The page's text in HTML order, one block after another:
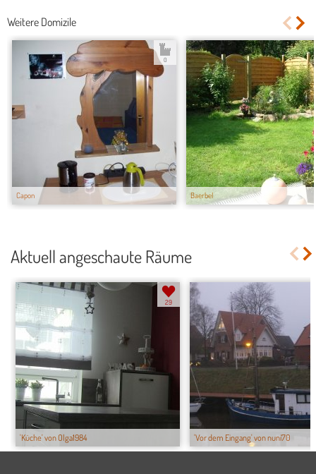
Weitere Domizile
Capon
0
Baerbel
Aktuell angeschaute Räume
'Küche' von Olga1984
29
'Vor dem Eingang' von nuni70